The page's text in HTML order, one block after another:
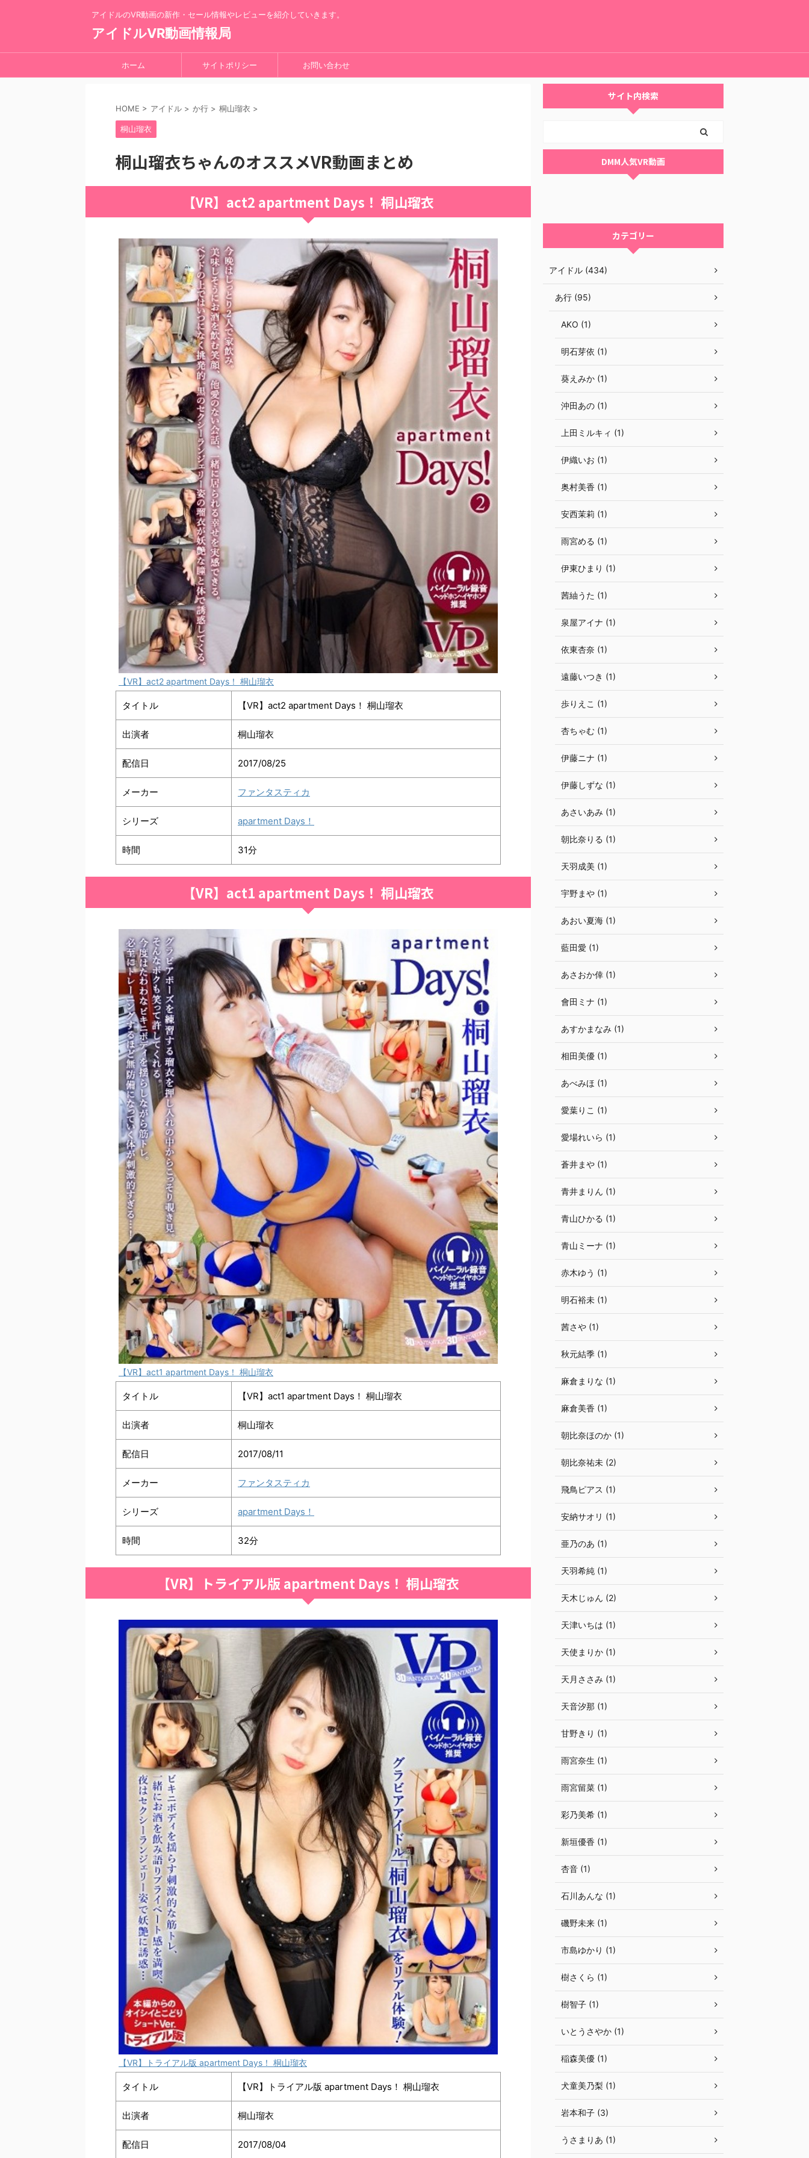
アイドルのVR動画の新作・セール情報やレビューを紹介していきます。
アイドルVR動画情報局
ホーム サイトポリシー お問い合わせ
HOME > アイドル > か行 > 桐山瑠衣 >
桐山瑠衣
桐山瑠衣ちゃんのオススメVR動画まとめ
【VR】act2 apartment Days！ 桐山瑠衣
【VR】act2 apartment Days！ 桐山瑠衣
タイトル 【VR】act2 apartment Days！ 桐山瑠衣
出演者 桐山瑠衣
配信日 2017/08/25
メーカー ファンタスティカ
シリーズ apartment Days！
時間 31分
【VR】act1 apartment Days！ 桐山瑠衣
【VR】act1 apartment Days！ 桐山瑠衣
タイトル 【VR】act1 apartment Days！ 桐山瑠衣
出演者 桐山瑠衣
配信日 2017/08/11
メーカー ファンタスティカ
シリーズ apartment Days！
時間 32分
【VR】トライアル版 apartment Days！ 桐山瑠衣
【VR】トライアル版 apartment Days！ 桐山瑠衣
タイトル 【VR】トライアル版 apartment Days！ 桐山瑠衣
出演者 桐山瑠衣
配信日 2017/08/04
サイト内検索
DMM人気VR動画
カテゴリー
アイドル (434)
あ行 (95)
AKO (1)
明石芽依 (1)
葵えみか (1)
沖田あの (1)
上田ミルキィ (1)
伊織いお (1)
奥村美香 (1)
安西茉莉 (1)
雨宮める (1)
伊東ひまり (1)
茜紬うた (1)
泉屋アイナ (1)
依東杏奈 (1)
遠藤いつき (1)
歩りえこ (1)
杏ちゃむ (1)
伊藤ニナ (1)
伊藤しずな (1)
あさいあみ (1)
朝比奈りる (1)
天羽成美 (1)
宇野まや (1)
あおい夏海 (1)
藍田愛 (1)
あさおか倖 (1)
會田ミナ (1)
あすかまなみ (1)
相田美優 (1)
あべみほ (1)
愛葉りこ (1)
愛場れいら (1)
蒼井まや (1)
青井まりん (1)
青山ひかる (1)
青山ミーナ (1)
赤木ゆう (1)
明石裕未 (1)
茜さや (1)
秋元結季 (1)
麻倉まりな (1)
麻倉美香 (1)
朝比奈ほのか (1)
朝比奈祐未 (2)
飛鳥ピアス (1)
安納サオリ (1)
亜乃のあ (1)
天羽希純 (1)
天木じゅん (2)
天津いちは (1)
天使まりか (1)
天月ささみ (1)
天音汐那 (1)
甘野きり (1)
雨宮奈生 (1)
雨宮留菜 (1)
彩乃美希 (1)
新垣優香 (1)
杏音 (1)
石川あんな (1)
磯野未来 (1)
市島ゆかり (1)
樹さくら (1)
樹智子 (1)
いとうさやか (1)
稲森美優 (1)
犬童美乃梨 (1)
岩本和子 (3)
うさまりあ (1)